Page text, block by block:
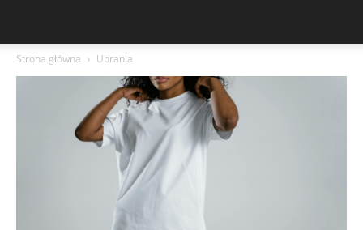
Strona główna Ubrania